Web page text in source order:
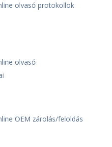
olvasó protokollok
olvasó
OEM zárolás/feloldás